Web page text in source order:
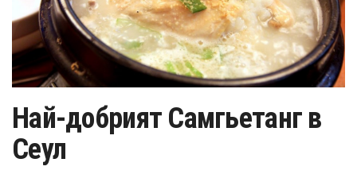
Най-добрият Самгьетанг в
Сеул